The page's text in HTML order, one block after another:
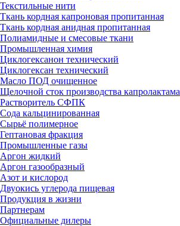
Текстильные нити
Ткань кордная капроновая пропитанная
Ткань кордная анидная пропитанная
Полиамидные и смесовые ткани
Промышленная химия
Циклогексанон технический
Циклогексан технический
Масло ПОД очищенное
Щелочной сток производства капролактама
Растворитель СФПК
Сода кальцинированная
Сырьё полимерное
Гептановая фракция
Промышленные газы
Аргон жидкий
Аргон газообразный
Азот и кислород
Двуокись углерода пищевая
Продукция в жизни
Партнерам
Официальные дилеры